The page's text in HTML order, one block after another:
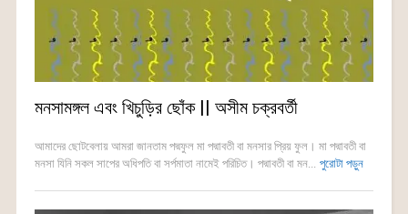
মনসামঙ্গল এবং খিচুড়ির ছোঁক || অসীম চক্রবর্তী
আমাদের ছোটবেলায় আমরা জানতাম পদ্মফুল মা পদ্মাবতী বা মনসার প্রিয় ফুল। মা পদ্মাবতী বা
মনসা যিনি সকল সাপের অধিপতি বা সর্পমাতা নামেই পরিচিত। পদ্মাবতী বা মন...
পুরোটা পড়ুন